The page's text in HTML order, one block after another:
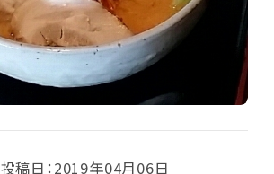
投稿日：2019年04月06日